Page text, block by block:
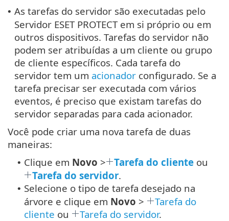
• As tarefas do servidor são executadas pelo
Servidor ESET PROTECT em si próprio ou em
outros dispositivos. Tarefas do servidor não
podem ser atribuídas a um cliente ou grupo
de cliente específicos. Cada tarefa do
servidor tem um acionador configurado. Se a
tarefa precisar ser executada com vários
eventos, é preciso que existam tarefas do
servidor separadas para cada acionador.
Você pode criar uma nova tarefa de duas
maneiras:
• Clique em Novo > Tarefa do cliente ou
Tarefa do servidor.
• Selecione o tipo de tarefa desejado na
árvore e clique em Novo >
Tarefa do
cliente ou Tarefa do servidor.